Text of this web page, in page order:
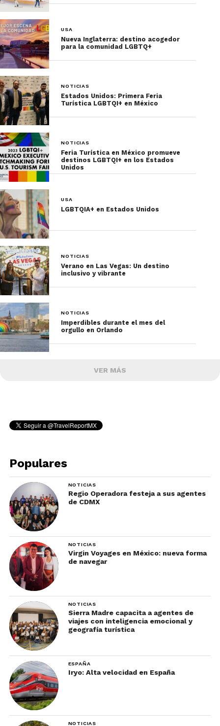
USA
Nueva Inglaterra: destino acogedor
para la comunidad LGBTQ+
NOTICIAS
Estados Unidos: Primera Feria
Turística LGBTQI+ en México
NOTICIAS
Feria Turística en México promueve
destinos LGBTQI+ en los Estados
Unidos
USA
LGBTQIA+ en Estados Unidos
NOTICIAS
Verano en Las Vegas: Un destino
inclusivo y vibrante
NOTICIAS
Imperdibles durante el mes del
orgullo en Orlando
VER MÁS
Populares
NOTICIAS
Regio Operadora festeja a sus agentes
de CDMX
NOTICIAS
Virgin Voyages en México: nueva forma
de navegar
NOTICIAS
Sierra Madre capacita a agentes de
viajes con inteligencia emocional y
geografía turística
ESPAÑA
Iryo: Alta velocidad en España
NOTICIAS